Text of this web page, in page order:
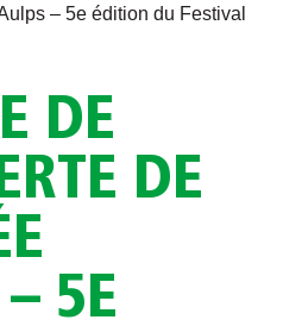
– 5e édition du Festival
DE
DE
– 5E